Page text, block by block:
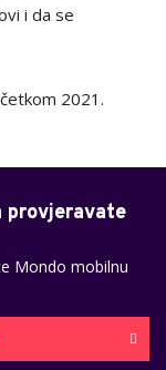
i da se
2021.
provjeravate
Mondo mobilnu